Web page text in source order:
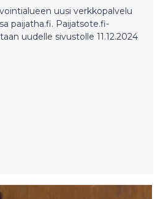
uusi verkkopalvelu
paijatha.fi. Paijatsote.fi-
uudelle sivustolle 11.12.2024